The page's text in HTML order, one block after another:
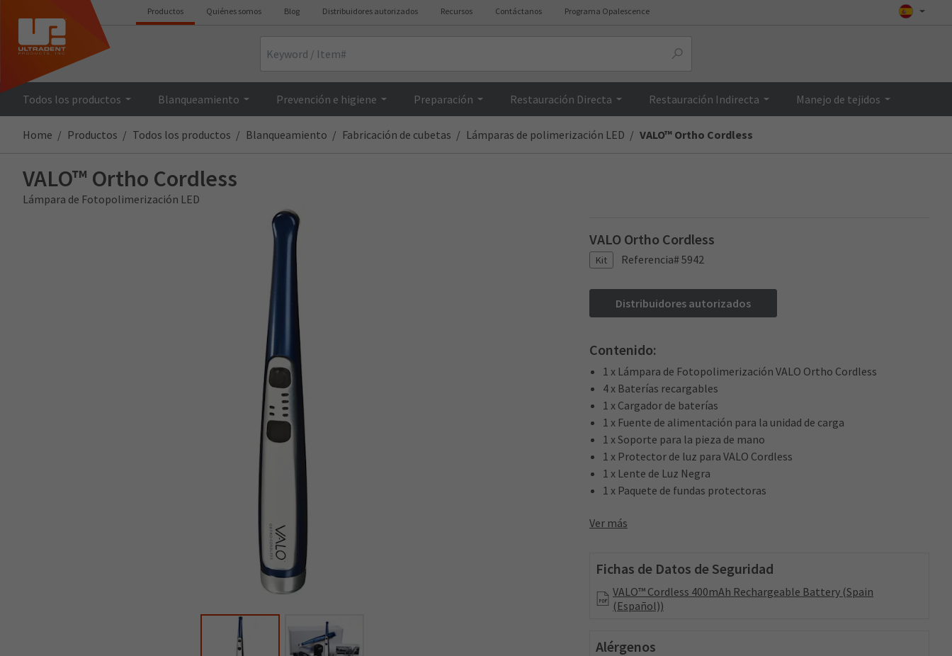
Productos Quiénes somos Blog Distribuidores autorizados Recursos Contáctanos Programa Opalescence
Todos los productos Blanqueamiento Prevención e higiene Preparación Restauración Directa Restauración Indirecta Manejo de tejidos
Home Productos Todos los productos Blanqueamiento Fabricación de cubetas Lámparas de polimerización LED VALO™ Ortho Cordless
VALO™ Ortho Cordless
Lámpara de Fotopolimerización LED
VALO Ortho Cordless
Kit Referencia# 5942
Distribuidores autorizados
Contenido:
1 x Lámpara de Fotopolimerización VALO Ortho Cordless
4 x Baterías recargables
1 x Cargador de baterías
1 x Fuente de alimentación para la unidad de carga
1 x Soporte para la pieza de mano
1 x Protector de luz para VALO Cordless
1 x Lente de Luz Negra
1 x Paquete de fundas protectoras
Ver más
Fichas de Datos de Seguridad
VALO™ Cordless 400mAh Rechargeable Battery (Spain
(Español))
Alérgenos